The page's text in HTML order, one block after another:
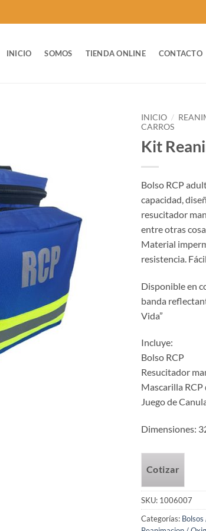
INICIO SOMOS TIENDA ONLINE CONTACTO
INICIO /
CARROS
Kit
Bolso RCP
capacidad,
resucitador
entre otras
Material
resistencia.
Disponible en
banda
Vida”
Incluye:
Bolso RCP
Resucitador
Mascarilla
Juego de
Dimensiones:
Cotizar
SKU: 1006007
Categorías: